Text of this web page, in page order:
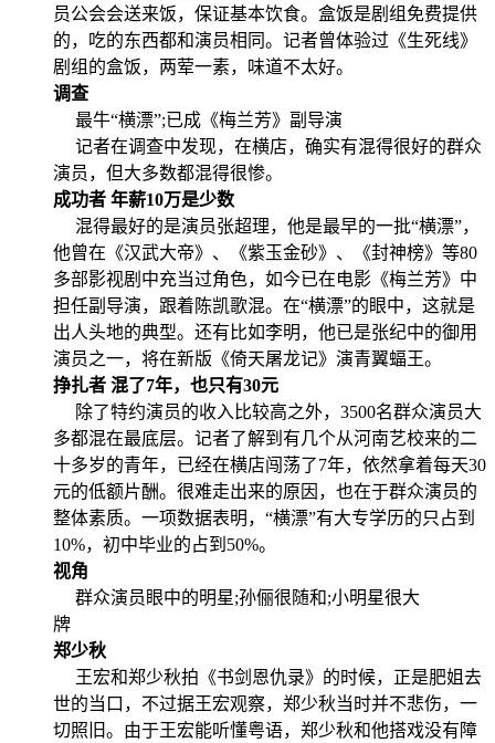
员公会会送来饭，保证基本饮食。盒饭是剧组免费提供
的，吃的东西都和演员相同。记者曾体验过《生死线》
剧组的盒饭，两荤一素，味道不太好。
调查
最牛“横漂”;已成《梅兰芳》副导演
记者在调查中发现，在横店，确实有混得很好的群众
演员，但大多数都混得很惨。
成功者 年薪10万是少数
混得最好的是演员张超理，他是最早的一批“横漂”，
他曾在《汉武大帝》、《紫玉金砂》、《封神榜》等80
多部影视剧中充当过角色，如今已在电影《梅兰芳》中
担任副导演，跟着陈凯歌混。在“横漂”的眼中，这就是
出人头地的典型。还有比如李明，他已是张纪中的御用
演员之一，将在新版《倚天屠龙记》演青翼蝠王。
挣扎者 混了7年，也只有30元
除了特约演员的收入比较高之外，3500名群众演员大
多都混在最底层。记者了解到有几个从河南艺校来的二
十多岁的青年，已经在横店闯荡了7年，依然拿着每天30
元的低额片酬。很难走出来的原因，也在于群众演员的
整体素质。一项数据表明，“横漂”有大专学历的只占到
10%，初中毕业的占到50%。
视角
群众演员眼中的明星;孙俪很随和;小明星很大
牌
郑少秋
王宏和郑少秋拍《书剑恩仇录》的时候，正是肥姐去
世的当口，不过据王宏观察，郑少秋当时并不悲伤，一
切照旧。由于王宏能听懂粤语，郑少秋和他搭戏没有障